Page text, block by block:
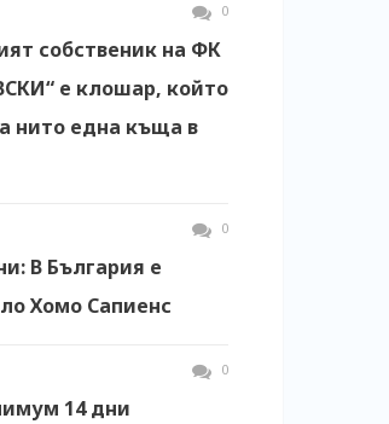
0
собственик на ФК
е клошар, който
нито една къща в
0
В България е
Хомо Сапиенс
0
14 дни